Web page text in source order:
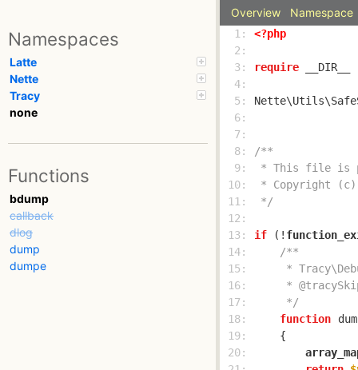
Namespaces
Latte
Nette
Tracy
none
Functions
bdump
callback
dlog
dump
dumpe
Overview Namespace
  1:
<?php
  2:
  3:
require
  4:
  5:
  6:
  7:
  8:
  9:
10:
11:
*/
12:
13:
if (!
14:
15:
16:
17:
     */
18:
function
19:
20: